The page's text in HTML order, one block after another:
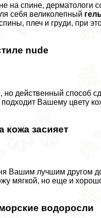
на спине,
себя великолепный
плеч и гpyди, при
nudе
но действенный способ
Вашему цвету
кожа засияет
Вашим лучшим другом
мягкой, но еще и
водоросли